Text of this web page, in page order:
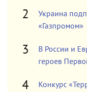
Украина
«Газпромом»
В России и
героев
Конкурс